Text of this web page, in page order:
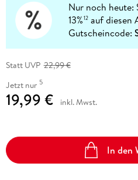
Nur noch heute:
13%12 auf diesen
Gutscheincode:
Statt UVP 22,99 €
Jetzt nur 5
19,99 € inkl. Mwst.
In den